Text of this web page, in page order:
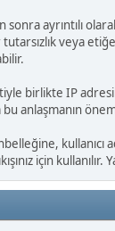
sonra ayrıntılı
veya
birlikte IP
anlaşmanın
için